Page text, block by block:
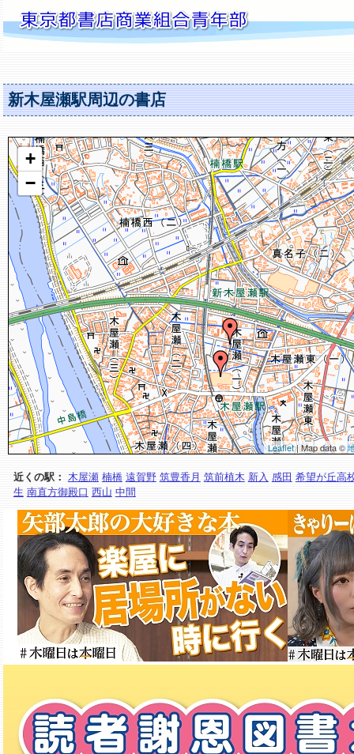
新木屋瀬駅周辺の書店
+
−
Leaflet| Map data ©
近くの駅： 木屋瀬 楠橋 遠賀野 筑豊香月 筑前植木 新入 感田 希望が丘高
生 南直方御殿口 西山 中間